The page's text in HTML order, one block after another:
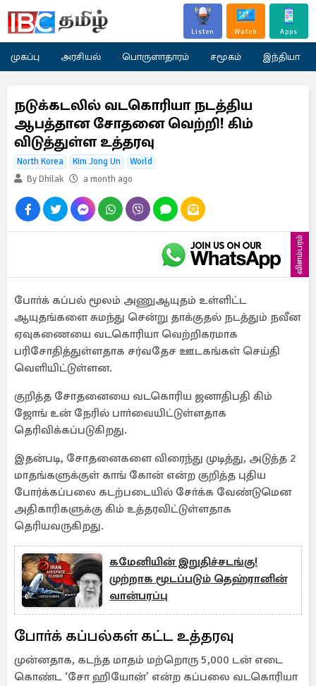
Listen Watch Apps
முகப்பு அரசியல் பொருளாதாரம் சமூகம் இந்தியா
நடுக்கடலில் வடகொரியா நடத்திய
ஆபத்தான சோதனை வெற்றி! கிம்
விடுத்துள்ள உத்தரவு
North Korea Kim Jong Un
World
By Dhilak
a month ago
விளம்பரம்
போா்க் கப்பல் மூலம் அணுஆயுதம் உள்ளிட்ட
ஆயுதங்களை சுமந்து சென்று தாக்குதல் நடத்தும் நவீன
ஏவுகணையை வடகொரியா வெற்றிகரமாக
பரிசோதித்துள்ளதாக சர்வதேச ஊடகங்கள் செய்தி
வெளியிட்டுள்ளன.
குறித்த சோதனையை வடகொரிய ஜனாதிபதி கிம்
ஜோங் உன் நேரில் பாா்வையிட்டுள்ளதாக
தெரிவிக்கப்படுகிறது.
இதன்படி, சோதனைகளை விரைந்து முடித்து, அடுத்த 2
மாதங்களுக்குள் காங் கோன் என்ற குறித்த புதிய
போர்க்கப்பலை கடற்படையில் சோ்க்க வேண்டுமென
அதிகாரிகளுக்கு கிம் உத்தரவிட்டுள்ளதாக
தெரியவருகிறது.
கமேனியின் இறுதிச்சடங்கு!
முற்றாக மூடப்படும் தெஹ்ரானின்
வான்பரப்பு
போா்க் கப்பல்கள் கட்ட உத்தரவு
முன்னதாக, கடந்த மாதம் மற்றொரு 5,000 டன் எடை
கொண்ட ‘சோ ஹியோன்’ என்ற கப்பலை வடகொரியா